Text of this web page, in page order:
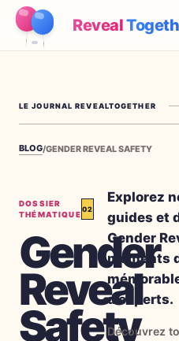
Reveal
Démo
Jeux
Tarifs
Préparer la fête
Jeux, imprimables et idées pratiques
Kit à imprimer gratuit
LE JOURNAL REVEALTOGETHER
BLOG/GENDER REVEAL SAFETY
DOSSIER
THÉMATIQUE
02
Gender
Reveal
Safety
Explorez
guides et
Gender
moments
d'experts.
Découvrez